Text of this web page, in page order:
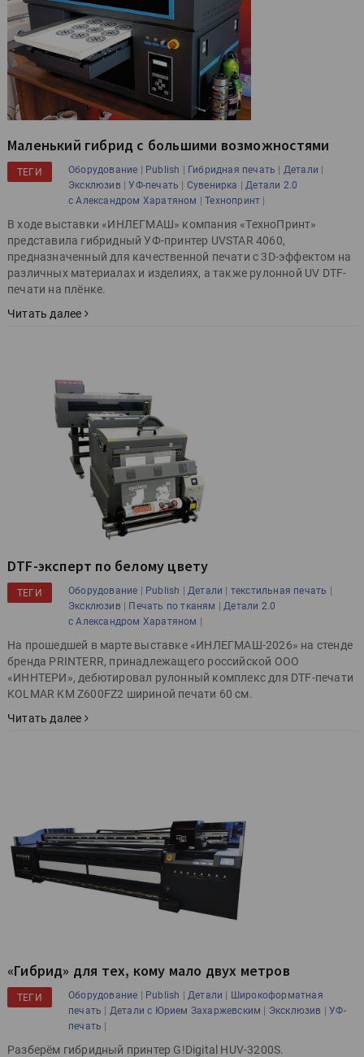
Маленький гибрид с большими возможностями
ТЕГИ Оборудование | Publish | Гибридная печать | Детали |
Эксклюзив |УФ-печать | Сувенирка |Детали 2.0
с Александром Харатяном |Технопринт |
В ходе выставки «ИНЛЕГМАШ» компания «ТехноПринт»
представила гибридный УФ-принтер UVSTAR 4060,
предназначенный для качественной печати с 3D-эффектом на
различных материалах и изделиях, а также рулонной UV DTF-
печати на плёнке.
Читать далее
DTF-эксперт по белому цвету
ТЕГИ Оборудование | Publish | Детали | текстильная печать |
Эксклюзив | Печать по тканям | Детали 2.0
с Александром Харатяном |
На прошедшей в марте выставке «ИНЛЕГМАШ-2026» на стенде
бренда PRINTERR, принадлежащего российской ООО
«ИННТЕРИ», дебютировал рулонный комплекс для DTF-печати
KOLMAR KM Z600FZ2 шириной печати 60 см.
Читать далее
«Гибрид» для тех, кому мало двух метров
ТЕГИ Оборудование | Publish | Детали | Широкоформатная
печать | Детали с Юрием Захаржевским | Эксклюзив |УФ-
печать |
Разберём гибридный принтер G!Digital HUV-3200S.